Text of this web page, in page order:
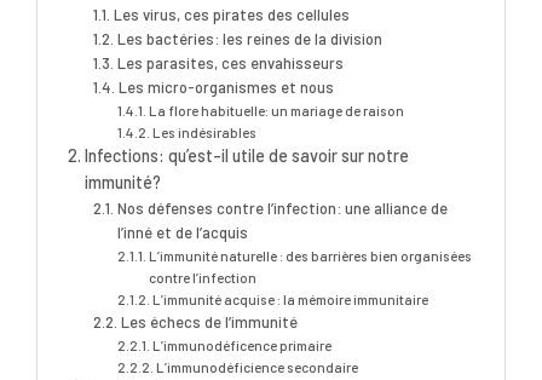
Les virus, ces pirates des cellules
Les bactéries: les reines de la division
Les parasites, ces envahisseurs
Les micro-organismes et nous
La flore habituelle: un mariage de raison
Les indésirables
Infections: qu’est-il utile de savoir sur notre
immunité?
Nos défenses contre l’infection: une alliance de
l’inné et de l’acquis
L’immunité naturelle : des barrières bien organisées
contre l’infection
L’immunité acquise : la mémoire immunitaire
Les échecs de l’immunité
L’immunodéficence primaire
L’immunodéficience secondaire